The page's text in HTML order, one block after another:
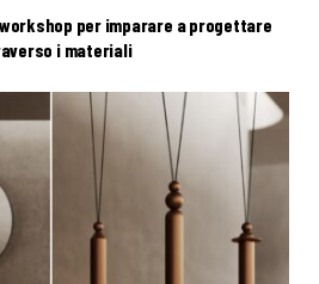
per imparare a progettare
i materiali